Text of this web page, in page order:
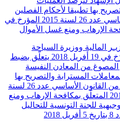
بها تطبيقا لأحكام الفصلين
107 و115 من القانون الأساسي عدد 26 لسنة 2015 المؤرخ في
المالية ووزيرة السياحة
والصناعات التقليدية مــؤرّخ في 19 أفريل 2018 يتعلّق بضبط
المصوغ من المعادن النفيسة
المسترابة والتصريح بها
تطبيقا للفصلين 107 و115 من القانون الأساسي عدد 26 لسنة
2015 المؤرخ في 7 أوت 2015 المتعلّق بمكافحة الإرهاب ومنع
للجنة التونسية للتحاليل